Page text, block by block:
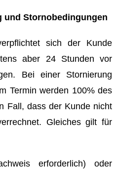
und Stornobedingungen
sich der Kunde
aber 24 Stunden vor
Bei einer Stornierung
Termin werden 100% des
Fall, dass der Kunde nicht
Gleiches gilt für
erforderlich) oder